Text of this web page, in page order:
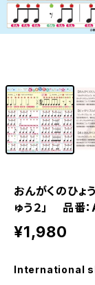
おんがくのひょ
ゅう２」 品番
¥1,980
International